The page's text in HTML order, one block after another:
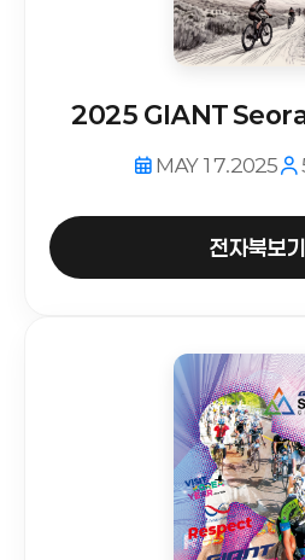
2025 GIANT
MAY 17.2025
전자북보기